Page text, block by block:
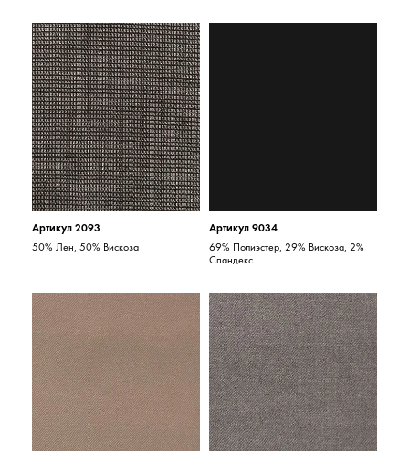
Артикул 2093
50% Лен, 50% Вискоза
Артикул 9034
69% Полиэстер, 29% Вискоза, 2%
Спандекс